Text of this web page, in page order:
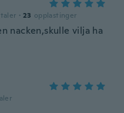
· 23 opplastinger
nacken,skulle vilja ha